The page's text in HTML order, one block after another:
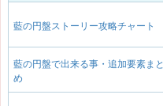
藍の円盤ストーリー攻略チャート
藍の円盤で出来る事・追加要素まと
め